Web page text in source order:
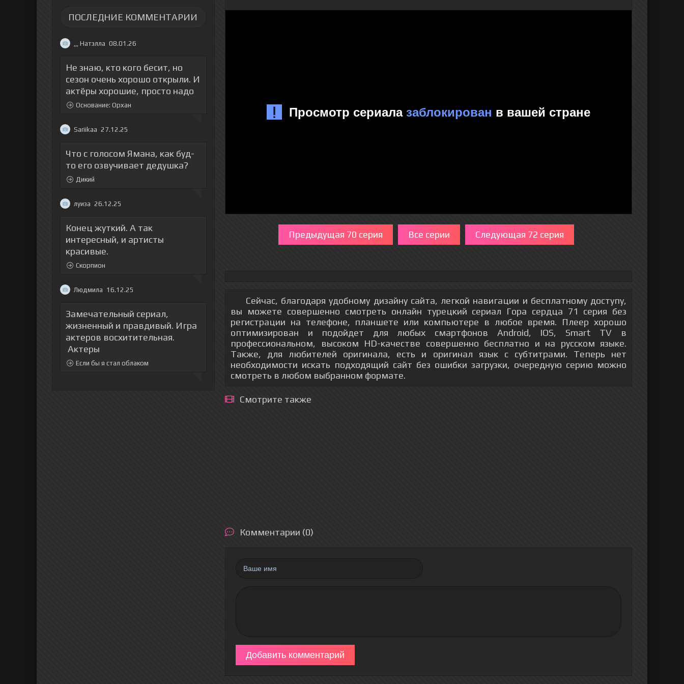
ПОСЛЕДНИЕ КОММЕНТАРИИ
,,, Натэлла 08.01.26
Не знаю, кто кого бесит, но
сезон очень хорошо открыли. И
актёры хорошие, просто надо
Основание: Орхан
Sariikaa 27.12.25
Что с голосом Ямана, как буд-
то его озвучивает дедушка?
Дикий
луиза 26.12.25
Конец жуткий. А так
интересный, и артисты
красивые.
Скорпион
Людмила 16.12.25
Замечательный сериал,
жизненный и правдивый. Игра
актеров восхитительная.
Актеры
Если бы я стал облаком
Предыдущая 70 серия Все серии Следующая 72 серия
Сейчас, благодаря удобному дизайну сайта, легкой навигации и бесплатному доступу,
вы можете совершенно смотреть онлайн турецкий сериал Гора сердца 71 серия без
регистрации на телефоне, планшете или компьютере в любое время. Плеер хорошо
оптимизирован и подойдет для любых смартфонов Android, IOS, Smart TV в
профессиональном, высоком HD-качестве совершенно бесплатно и на русском языке.
Также, для любителей оригинала, есть и оригинал язык с субтитрами. Теперь нет
необходимости искать подходящий сайт без ошибки загрузки, очередную серию можно
смотреть в любом выбранном формате.
Смотрите также
Комментарии (0)
Добавить комментарий